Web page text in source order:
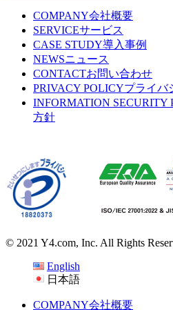
COMPANY会社概要
SERVICEサービス
CASE STUDY導入事例
NEWSニュース
CONTACTお問い合わせ
PRIVACY POLICYプライバ
INFORMATION SECURITY
方針
© 2021 Y4.com, Inc. All Rights
English
日本語
COMPANY会社概要